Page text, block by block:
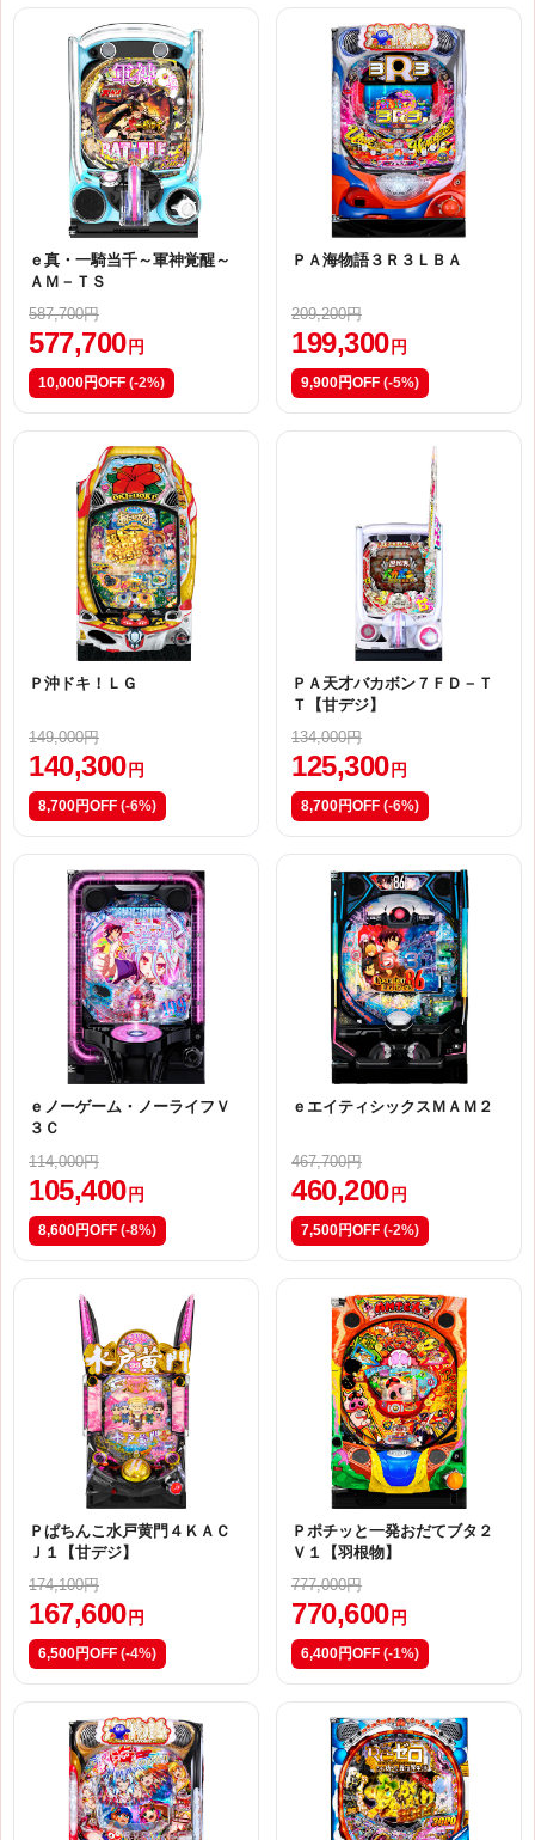
ｅ真・一騎当千～軍神覚醒～
ＡＭ－ＴＳ
587,700円
577,700 円
10,000円OFF (-2%)
ＰＡ海物語３Ｒ３ＬＢＡ
209,200円
199,300 円
9,900円OFF (-5%)
Ｐ沖ドキ！ＬＧ
149,000円
140,300 円
8,700円OFF (-6%)
ＰＡ天才バカボン７ＦＤ－Ｔ
Ｔ【甘デジ】
134,000円
125,300 円
8,700円OFF (-6%)
ｅノーゲーム・ノーライフＶ
３Ｃ
114,000円
105,400 円
8,600円OFF (-8%)
ｅエイティシックスＭＡＭ２
467,700円
460,200 円
7,500円OFF (-2%)
Ｐぱちんこ水戸黄門４ＫＡＣ
Ｊ１【甘デジ】
174,100円
167,600 円
6,500円OFF (-4%)
Ｐポチッと一発おだてブタ２
Ｖ１【羽根物】
777,000円
770,600 円
6,400円OFF (-1%)